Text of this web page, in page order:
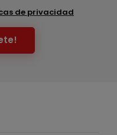
de privacidad